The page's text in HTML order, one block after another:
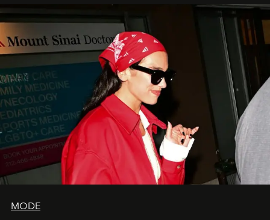
MODE